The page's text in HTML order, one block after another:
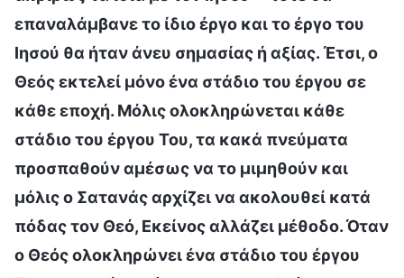
επαναλάμβανε το ίδιο έργο και το έργο του
Ιησού θα ήταν άνευ σημασίας ή αξίας. Έτσι, ο
Θεός εκτελεί μόνο ένα στάδιο του έργου σε
κάθε εποχή. Μόλις ολοκληρώνεται κάθε
στάδιο του έργου Του, τα κακά πνεύματα
προσπαθούν αμέσως να το μιμηθούν και
μόλις ο Σατανάς αρχίζει να ακολουθεί κατά
πόδας τον Θεό, Εκείνος αλλάζει μέθοδο. Όταν
ο Θεός ολοκληρώνει ένα στάδιο του έργου